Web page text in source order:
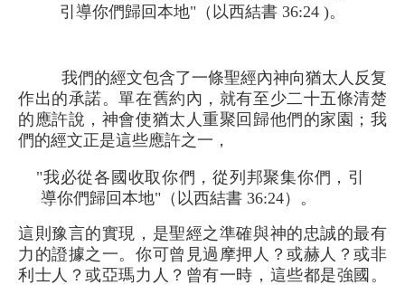
引導你們歸回本地"（以西結書 36:24 )。
我們的經文包含了一條聖經內神向猶太人反复
作出的承諾。單在舊約內，就有至少二十五條清楚
的應許說，神會使猶太人重聚回歸他們的家園；我
們的經文正是這些應許之一，
"我必從各國收取你們，從列邦聚集你們，引
導你們歸回本地"（以西結書 36:24）。
這則豫言的實現，是聖經之準確與神的忠誠的最有
力的證據之一。你可曾見過摩押人？或赫人？或非
利士人？或亞瑪力人？曾有一時，這些都是強國。